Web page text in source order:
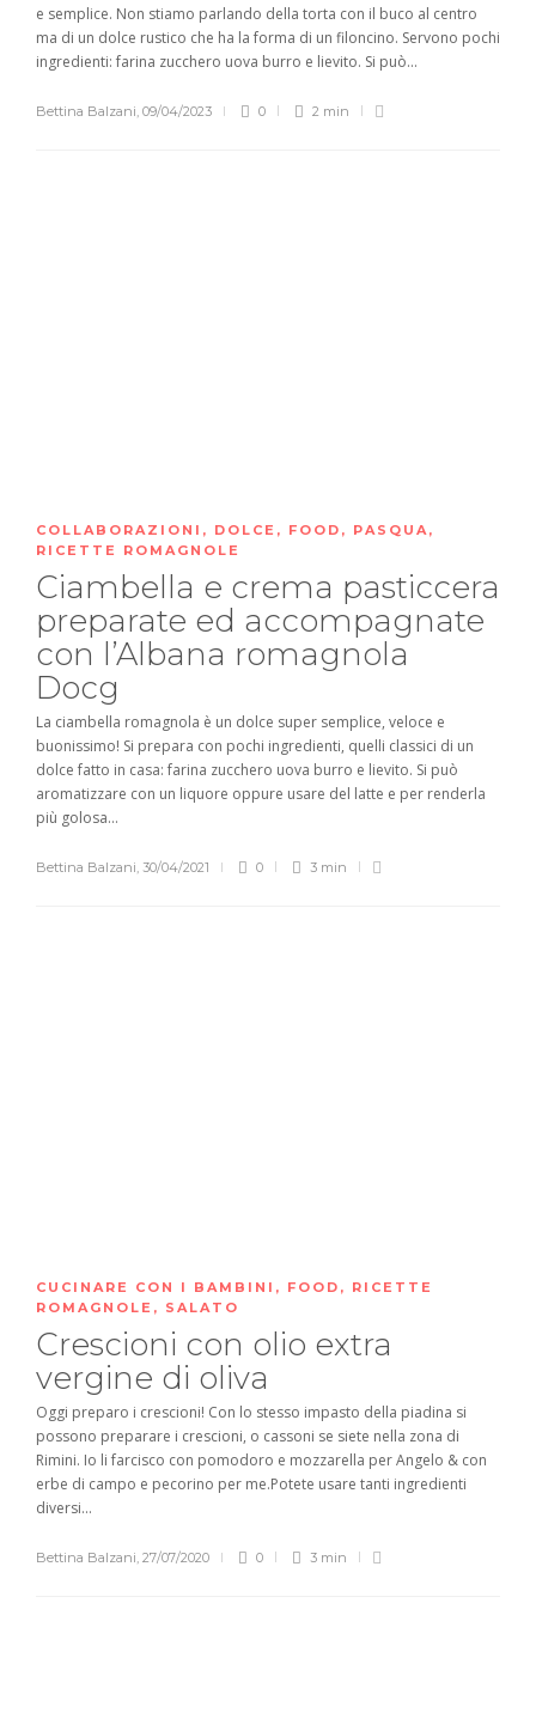
e semplice. Non stiamo parlando della torta con il buco al centro
ma di un dolce rustico che ha la forma di un filoncino. Servono pochi
ingredienti: farina zucchero uova burro e lievito. Si può...
Bettina Balzani, 09/04/2023 0 2 min
COLLABORAZIONI , DOLCE , FOOD , PASQUA,
RICETTE ROMAGNOLE
Ciambella e crema pasticcera
preparate ed accompagnate
con l’Albana romagnola
Docg
La ciambella romagnola è un dolce super semplice, veloce e
buonissimo! Si prepara con pochi ingredienti, quelli classici di un
dolce fatto in casa: farina zucchero uova burro e lievito. Si può
aromatizzare con un liquore oppure usare del latte e per renderla
più golosa...
Bettina Balzani, 30/04/2021 0 3 min
CUCINARE CON I BAMBINI , FOOD , RICETTE
ROMAGNOLE , SALATO
Crescioni con olio extra
vergine di oliva
Oggi preparo i crescioni! Con lo stesso impasto della piadina si
possono preparare i crescioni, o cassoni se siete nella zona di
Rimini. Io li farcisco con pomodoro e mozzarella per Angelo & con
erbe di campo e pecorino per me.Potete usare tanti ingredienti
diversi...
Bettina Balzani 27/07/2020 0 3 min